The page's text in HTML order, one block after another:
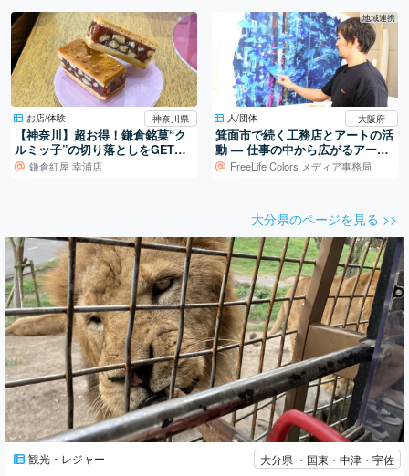
お店/体験 神奈川県
【神奈川】超お得！鎌倉銘菓“ク
ルミッ子”の切り落としをGETで
きる♪『鎌倉紅屋 幸浦店』
鎌倉紅屋 幸浦店
地域連携
人/団体 大阪府
箕面市で続く工務店とアートの活
動 ― 仕事の中から広がるアート
制作FreeLife Colors メディア事務局
大分県のページを見る >>
観光・レジャー 大分県 ・国東・中津・宇佐